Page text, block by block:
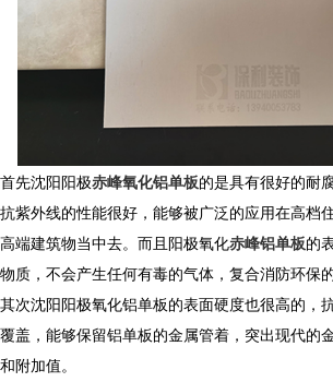
首先沈阳阳极赤峰氧化铝单板的是具有很好的耐
抗紫外线的性能很好，能够被广泛的应用在高档
高端建筑物当中去。而且阳极氧化赤峰铝单板的
物质，不会产生任何有毒的气体，复合消防环保的
其次沈阳阳极氧化铝单板的表面硬度也很高的，
覆盖，能够保留铝单板的金属管着，突出现代的
和附加值。